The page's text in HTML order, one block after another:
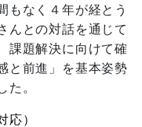
もなく４年が経とう
んとの対話を通じて
課題解決に向けて確
と前進」を基本姿勢
た。
応）